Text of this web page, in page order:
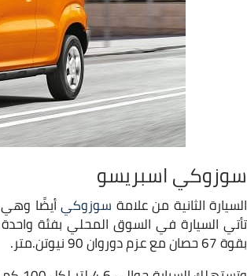
سوزوكي اسبريسو
السيارة الثانية من علامة سوزوكيأيضًا وهي
بقوة 67 حصان مع عزم دوروان 90 نيوتن.متر.